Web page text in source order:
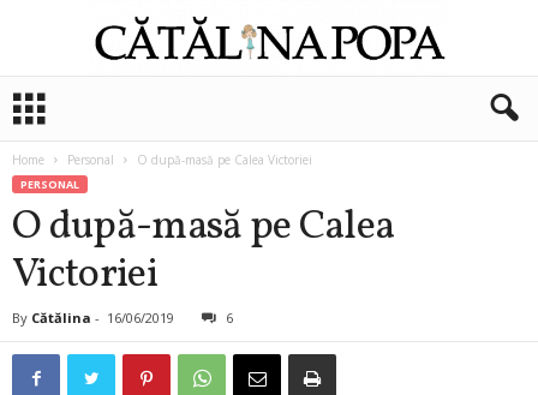
t
p
Home Personal O după-masă pe Calea Victoriei
PERSONAL
O după-masă pe Calea
Victoriei
By Cătălina - 16/06/2019 6